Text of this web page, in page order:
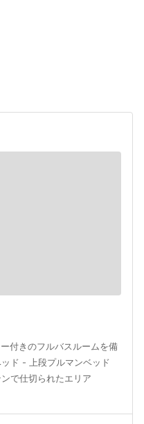
付きのフルバスルームを備
ド - 上段プルマンベッド
で仕切られたエリア